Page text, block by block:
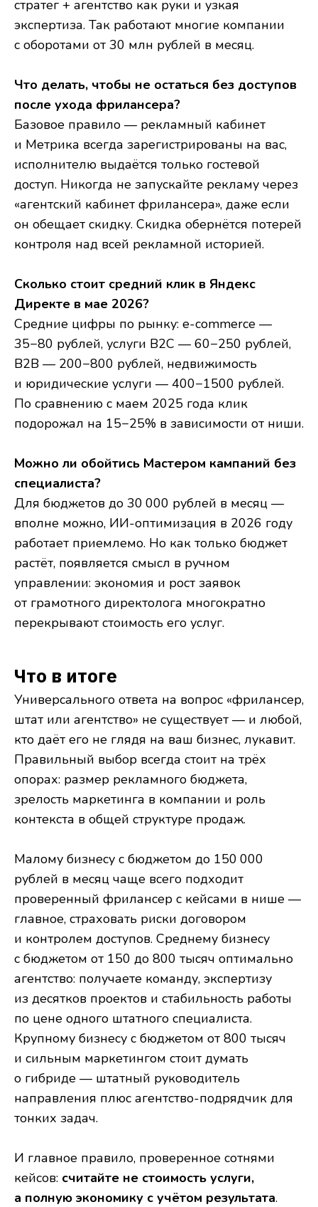
стратег + агентство как руки и узкая
экспертиза. Так работают многие компании
с оборотами от 30 млн рублей в месяц.
Что делать, чтобы не остаться без доступов
после ухода фрилансера?
Базовое правило — рекламный кабинет
и Метрика всегда зарегистрированы на вас,
исполнителю выдаётся только гостевой
доступ. Никогда не запускайте рекламу через
«агентский кабинет фрилансера», даже если
он обещает скидку. Скидка обернётся потерей
контроля над всей рекламной историей.
Сколько стоит средний клик в Яндекс
Директе в мае 2026?
Средние цифры по рынку: e-commerce —
35−80 рублей, услуги B2C — 60−250 рублей,
B2B — 200−800 рублей, недвижимость
и юридические услуги — 400−1500 рублей.
По сравнению с маем 2025 года клик
подорожал на 15−25% в зависимости от ниши.
Можно ли обойтись Мастером кампаний без
специалиста?
Для бюджетов до 30 000 рублей в месяц —
вполне можно, ИИ-оптимизация в 2026 году
работает приемлемо. Но как только бюджет
растёт, появляется смысл в ручном
управлении: экономия и рост заявок
от грамотного директолога многократно
перекрывают стоимость его услуг.
Что в итоге
Универсального ответа на вопрос «фрилансер,
штат или агентство» не существует — и любой,
кто даёт его не глядя на ваш бизнес, лукавит.
Правильный выбор всегда стоит на трёх
опорах: размер рекламного бюджета,
зрелость маркетинга в компании и роль
контекста в общей структуре продаж.
Малому бизнесу с бюджетом до 150 000
рублей в месяц чаще всего подходит
проверенный фрилансер с кейсами в нише —
главное, страховать риски договором
и контролем доступов. Среднему бизнесу
с бюджетом от 150 до 800 тысяч оптимально
агентство: получаете команду, экспертизу
из десятков проектов и стабильность работы
по цене одного штатного специалиста.
Крупному бизнесу с бюджетом от 800 тысяч
и сильным маркетингом стоит думать
о гибриде — штатный руководитель
направления плюс агентство-подрядчик для
тонких задач.
И главное правило, проверенное сотнями
кейсов: считайте не стоимость услуги,
а полную экономику с учётом результата.